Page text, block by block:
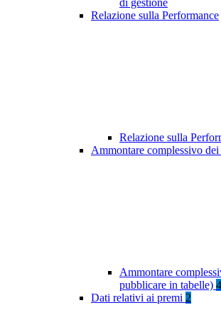
di gestione
Relazione sulla Performance
Relazione sulla
Ammontare complessivo dei
Ammontare
pubblicare in tabelle) 4
Dati relativi ai premi 2